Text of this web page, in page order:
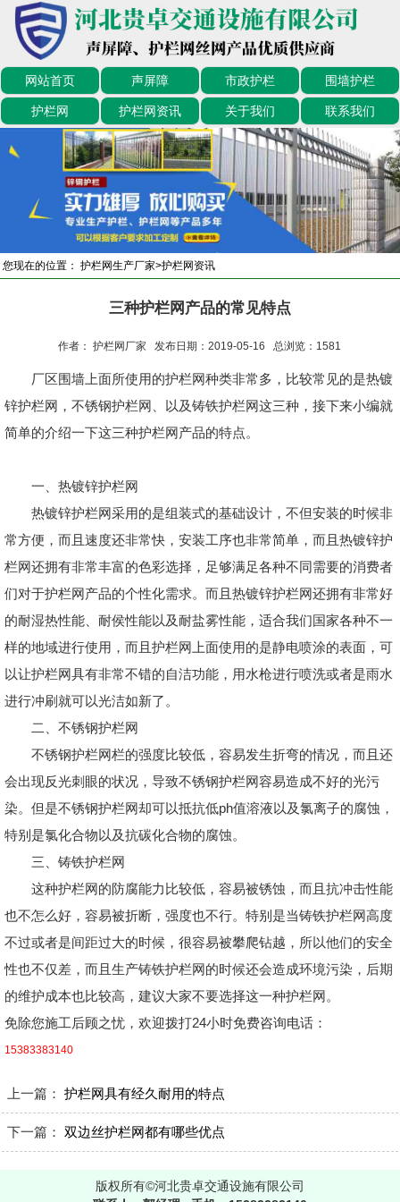
网站首页 声屏障 市政护栏 围墙护栏
护栏网 护栏网资讯 关于我们 联系我们
您现在的位置： 护栏网生产厂家>护栏网资讯
三种护栏网产品的常见特点
作者： 护栏网厂家 发布日期：2019-05-16 总浏览： 1581
厂区围墙上面所使用的护栏网种类非常多，比较常见的是热镀
锌护栏网，不锈钢护栏网、以及铸铁护栏网这三种，接下来小编就
简单的介绍一下这三种护栏网产品的特点。
一、热镀锌护栏网
热镀锌护栏网采用的是组装式的基础设计，不但安装的时候非
常方便，而且速度还非常快，安装工序也非常简单，而且热镀锌护
栏网还拥有非常丰富的色彩选择，足够满足各种不同需要的消费者
们对于护栏网产品的个性化需求。而且热镀锌护栏网还拥有非常好
的耐湿热性能、耐侯性能以及耐盐雾性能，适合我们国家各种不一
样的地域进行使用，而且护栏网上面使用的是静电喷涂的表面，可
以让护栏网具有非常不错的自洁功能，用水枪进行喷洗或者是雨水
进行冲刷就可以光洁如新了。
二、不锈钢护栏网
不锈钢护栏网栏的强度比较低，容易发生折弯的情况，而且还
会出现反光刺眼的状况，导致不锈钢护栏网容易造成不好的光污
染。但是不锈钢护栏网却可以抵抗低ph值溶液以及氯离子的腐蚀，
特别是氯化合物以及抗碳化合物的腐蚀。
三、铸铁护栏网
这种护栏网的防腐能力比较低，容易被锈蚀，而且抗冲击性能
也不怎么好，容易被折断，强度也不行。特别是当铸铁护栏网高度
不过或者是间距过大的时候，很容易被攀爬钻越，所以他们的安全
性也不仅差，而且生产铸铁护栏网的时候还会造成环境污染，后期
的维护成本也比较高，建议大家不要选择这一种护栏网。
免除您施工后顾之忧，欢迎拨打24小时免费咨询电话：
15383383140
上一篇：护栏网具有经久耐用的特点
下一篇：双边丝护栏网都有哪些优点
版权所有©河北贵卓交通设施有限公司